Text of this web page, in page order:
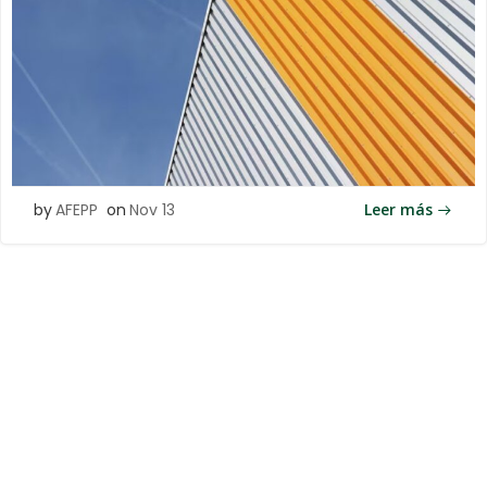
byAFEPP on Nov 13 Leer más